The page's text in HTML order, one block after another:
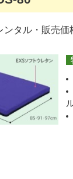
タル・販売